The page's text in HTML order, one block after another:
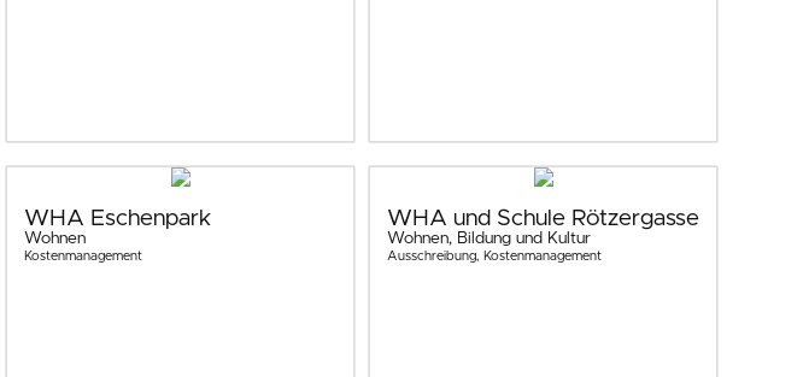
WHA Eschenpark
Wohnen
Kostenmanagement
WHA und Schule Rötzergasse
Wohnen, Bildung und Kultur
Ausschreibung, Kostenmanagement